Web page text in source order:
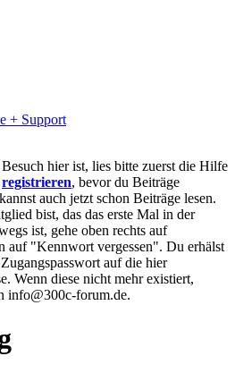
+ Support
hier ist, lies bitte zuerst die Hilfe
registrieren, bevor du Beiträge
auch jetzt schon Beiträge lesen.
bist, das das erste Mal in der
ist, gehe oben rechts auf
auf "Kennwort vergessen". Du erhälst
auf die hier
Wenn diese nicht mehr existiert,
info@300c-forum.de.